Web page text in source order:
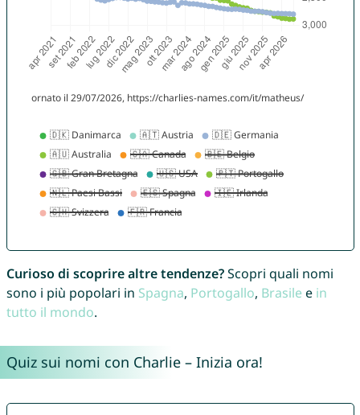
Curioso di scoprire altre tendenze?Scopri quali nomi
sono i più popolari in Spagna, Portogallo, Brasile e in
tutto il mondo.
Quiz sui nomi con Charlie – Inizia ora!